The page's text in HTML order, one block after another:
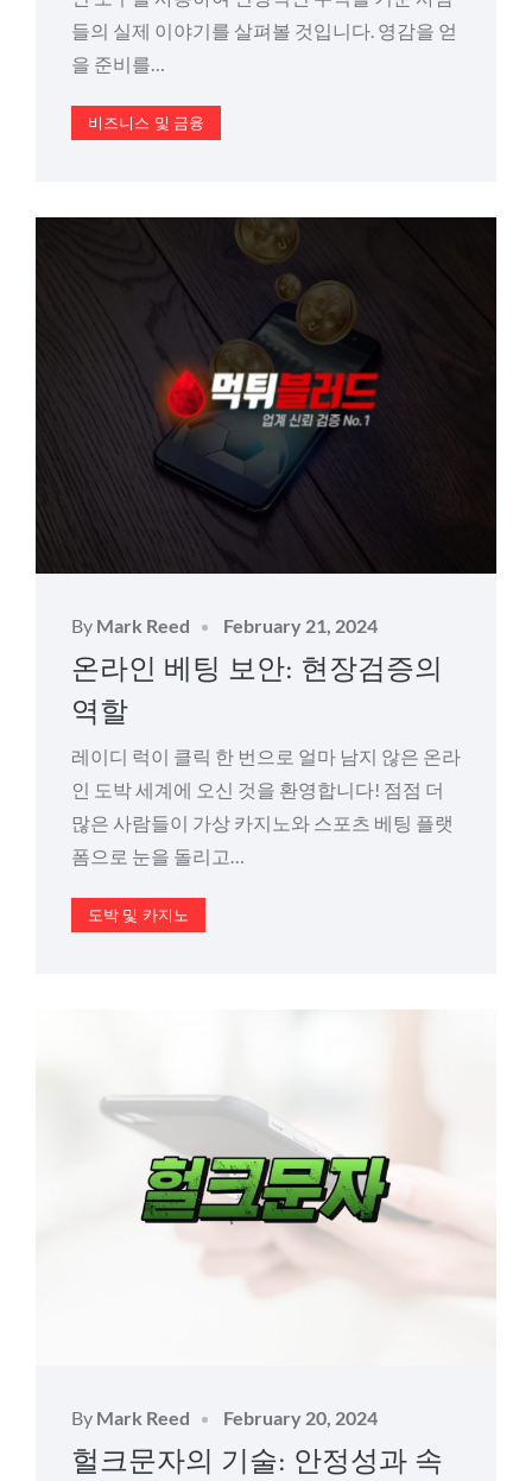
들의 실제 이야기를 살펴볼 것입니다. 영감을 얻
을 준비를…
비즈니스 및 금융
By Mark Reed
Posted
on
February 21, 2024
온라인 베팅 보안: 현장검증의
역할
레이디 럭이 클릭 한 번으로 얼마 남지 않은 온라
인 도박 세계에 오신 것을 환영합니다! 점점 더
많은 사람들이 가상 카지노와 스포츠 베팅 플랫
폼으로 눈을 돌리고…
도박 및 카지노
By Mark Reed
Posted
on
February 20, 2024
헐크문자의 기술: 안정성과 속